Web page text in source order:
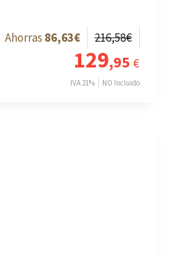
86,63€ 216,58€
129,95 €
IVA 21% NO Incluido